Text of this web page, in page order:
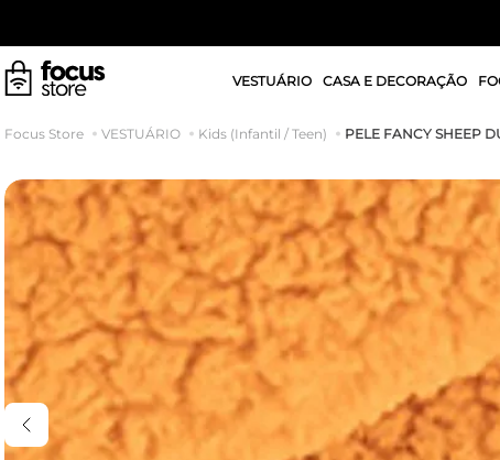
VESTUÁRIO CASA E DECORAÇÃO
VESTUÁRIO Kids (Infantil / Teen) PELE FANCY SHEEP